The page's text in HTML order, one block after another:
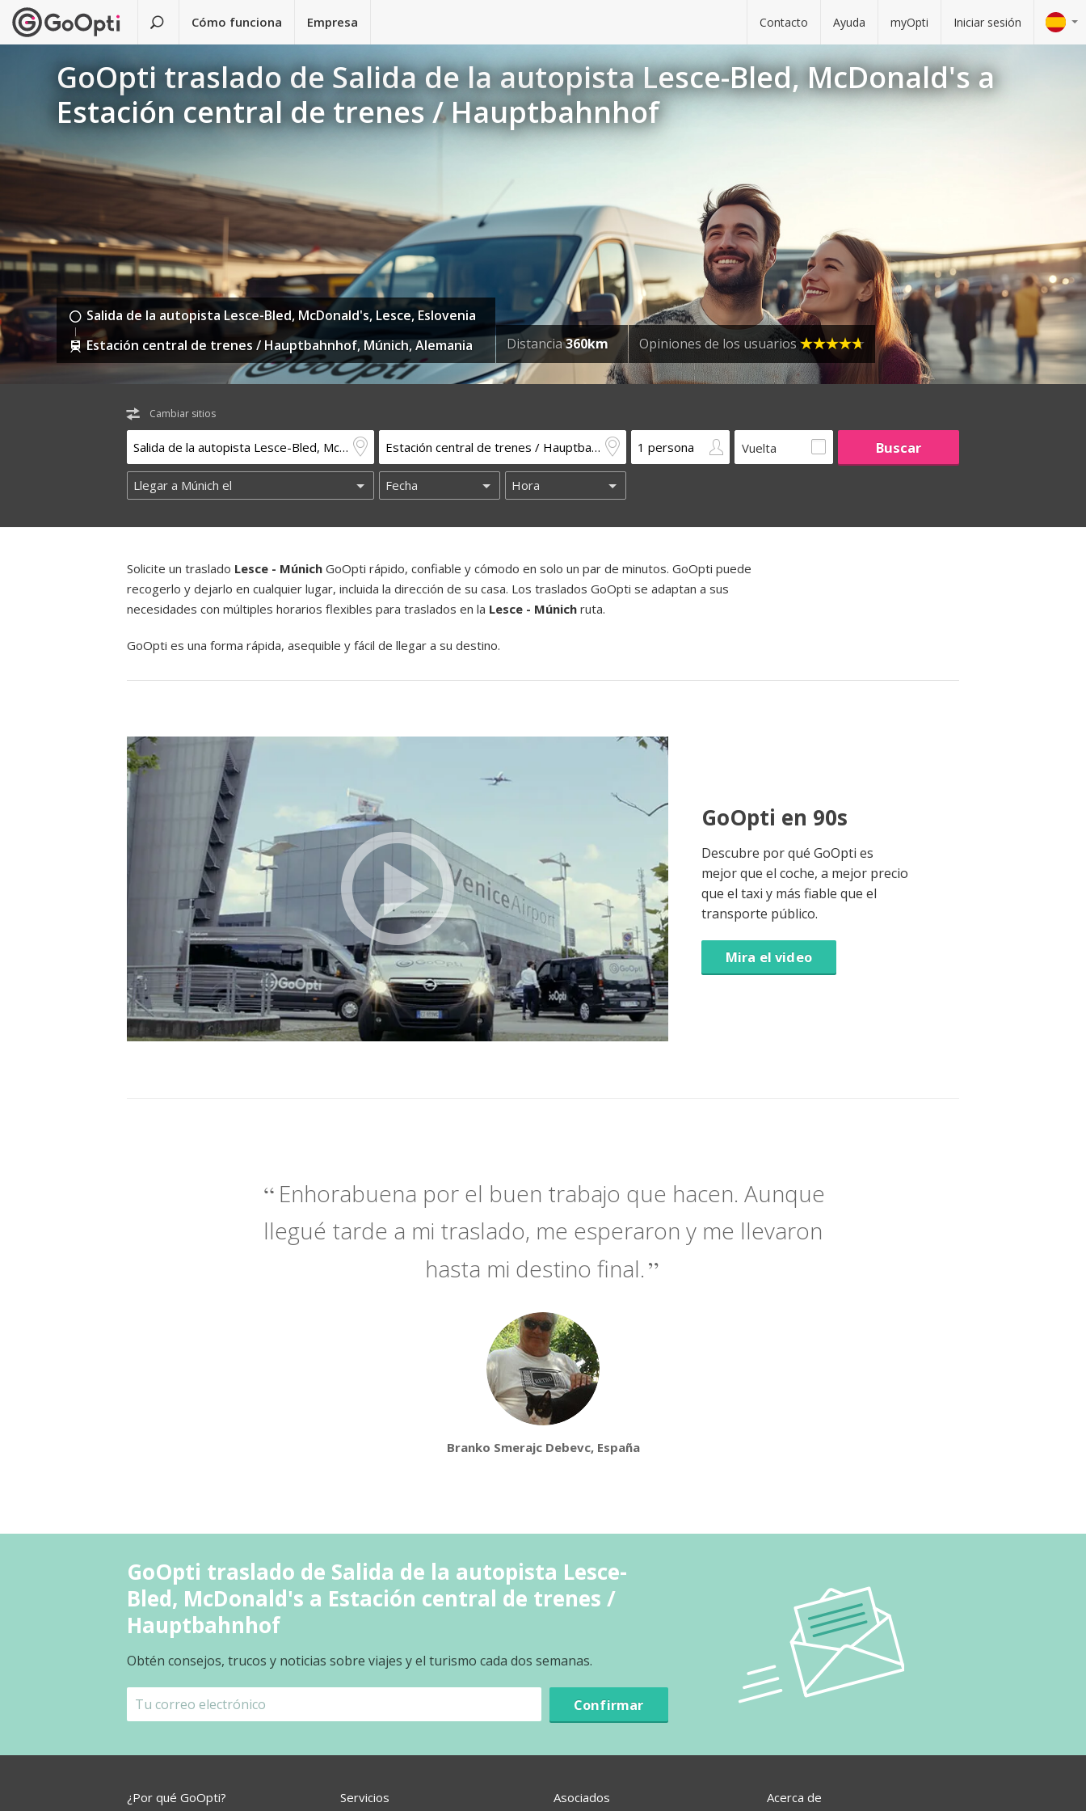
Cómo funciona Empresa Contacto Ayuda myOpti Iniciar sesión
GoOpti traslado de Salida de la autopista Lesce-Bled, McDonald's a
Estación central de trenes / Hauptbahnhof
Salida de la autopista Lesce-Bled, McDonald's, Lesce, Eslovenia
Estación central de trenes / Hauptbahnhof, Múnich, Alemania
Distancia360km Opiniones de los usuarios
Cambiar sitios
Vuelta
Solicite un traslado Lesce - Múnich GoOpti rápido, confiable y cómodo en solo un par de minutos. GoOpti puede
recogerlo y dejarlo en cualquier lugar, incluida la dirección de su casa. Los traslados GoOpti se adaptan a sus
necesidades con múltiples horarios flexibles para traslados en la Lesce - Múnich ruta.
GoOpti es una forma rápida, asequible y fácil de llegar a su destino.
GoOpti en 90s
Descubre por qué GoOpti es
mejor que el coche, a mejor precio
que el taxi y más fiable que el
transporte público.
Mira el video
Enhorabuena por el buen trabajo que hacen. Aunque
llegué tarde a mi traslado, me esperaron y me llevaron
hasta mi destino final.
Branko Smerajc Debevc, España
GoOpti traslado de Salida de la autopista Lesce-
Bled, McDonald's a Estación central de trenes /
Hauptbahnhof
Obtén consejos, trucos y noticias sobre viajes y el turismo cada dos semanas.
Confirmar
¿Por qué GoOpti? Servicios Asociados Acerca de